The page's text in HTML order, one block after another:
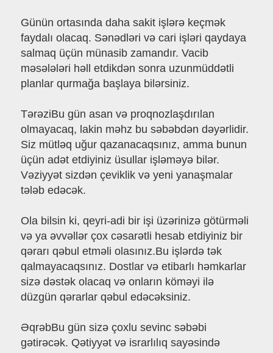
Günün ortasında daha sakit işlərə keçmək
faydalı olacaq. Sənədləri və cari işləri qaydaya
salmaq üçün münasib zamandır. Vacib
məsələləri həll etdikdən sonra uzunmüddətli
planlar qurmağa başlaya bilərsiniz.
TərəziBu gün asan və proqnozlaşdırılan
olmayacaq, lakin məhz bu səbəbdən dəyərlidir.
Siz mütləq uğur qazanacaqsınız, amma bunun
üçün adət etdiyiniz üsullar işləməyə bilər.
Vəziyyət sizdən çeviklik və yeni yanaşmalar
tələb edəcək.
Ola bilsin ki, qeyri-adi bir işi üzərinizə götürməli
və ya əvvəllər çox cəsarətli hesab etdiyiniz bir
qərarı qəbul etməli olasınız.Bu işlərdə tək
qalmayacaqsınız. Dostlar və etibarlı həmkarlar
sizə dəstək olacaq və onların köməyi ilə
düzgün qərarlar qəbul edəcəksiniz.
ƏqrəbBu gün sizə çoxlu sevinc səbəbi
gətirəcək. Qətiyyət və israrlılıq sayəsində